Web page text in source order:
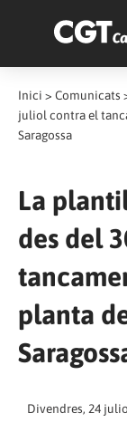
Inici > Comunicats
juliol contra el
Saragossa
La
des del
planta
Divendres, 24